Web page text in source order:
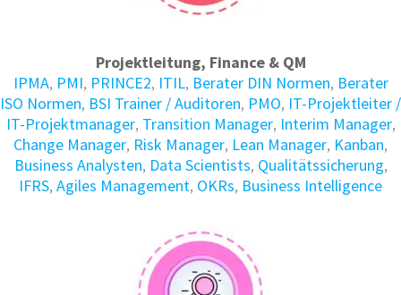
Projektleitung, Finance & QM
IPMA, PMI, PRINCE2, ITIL, Berater DIN Normen, Berater
ISO Normen, BSI Trainer / Auditoren, PMO, IT-Projektleiter /
IT-Projektmanager, Transition Manager, Interim Manager,
Change Manager, Risk Manager, Lean Manager, Kanban,
Business Analysten, Data Scientists, Qualitätssicherung,
IFRS, Agiles Management, OKRs, Business Intelligence